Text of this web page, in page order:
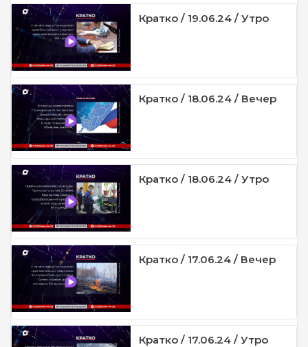
Кратко / 19.06.24 / Утро
Кратко / 18.06.24 / Вечер
Кратко / 18.06.24 / Утро
Кратко / 17.06.24 / Вечер
Кратко / 17.06.24 / Утро